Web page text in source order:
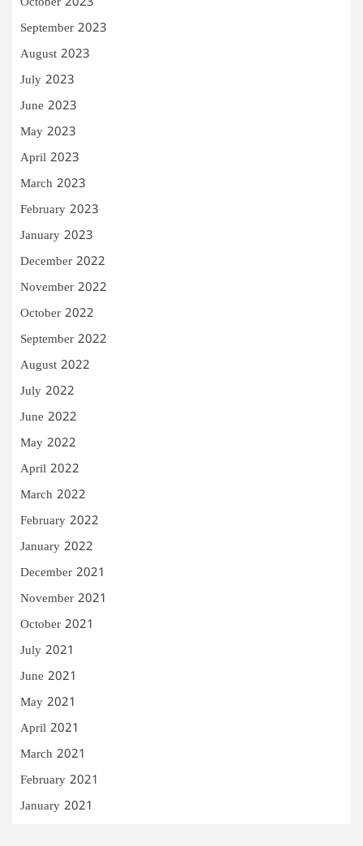
September 2023
August 2023
July 2023
June 2023
May 2023
April 2023
March 2023
February 2023
January 2023
December 2022
November 2022
October 2022
September 2022
August 2022
July 2022
June 2022
May 2022
April 2022
March 2022
February 2022
January 2022
December 2021
November 2021
October 2021
July 2021
June 2021
May 2021
April 2021
March 2021
February 2021
January 2021